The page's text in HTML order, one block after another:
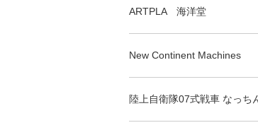
ARTPLA 海洋堂
New Continent Machines
陸上自衛隊07式戦車 なっち